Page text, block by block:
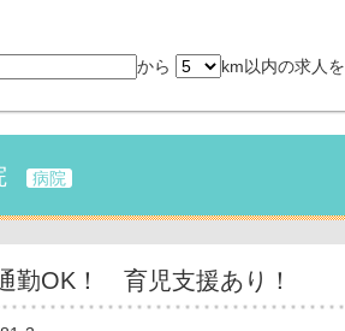
から km以内の求人を
病院
勤OK！ 育児支援あり！